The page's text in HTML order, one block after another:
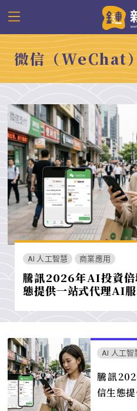
微信（WeChat
AI 人工智慧 商業應用
騰訊2026年AI投資倍
態提供一站式代理AI
AI 人工智
騰訊
信生態